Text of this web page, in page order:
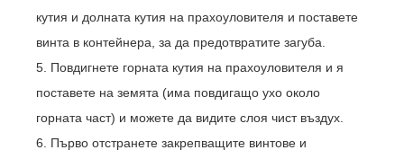
кутия и долната кутия на прахоуловителя и поставете
винта в контейнера, за да предотвратите загуба.
5. Повдигнете горната кутия на прахоуловителя и я
поставете на земята (има повдигащо ухо около
горната част) и можете да видите слоя чист въздух.
6. Първо отстранете закрепващите винтове и